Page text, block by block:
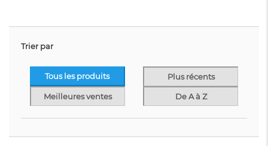
Trier par
Tous les produits Plus récents
Meilleures ventes De A à Z